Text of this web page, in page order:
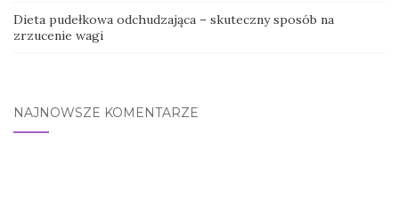
Dieta pudełkowa odchudzająca – skuteczny sposób na
zrzucenie wagi
NAJNOWSZE KOMENTARZE